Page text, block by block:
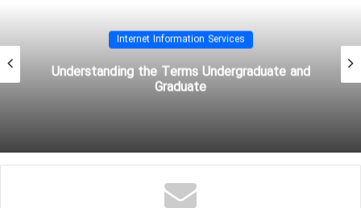
dism /online /enable-feature /featurename:IIS-WebServerRole
Internet Information Services
Understanding the Terms Undergraduate and
Graduate